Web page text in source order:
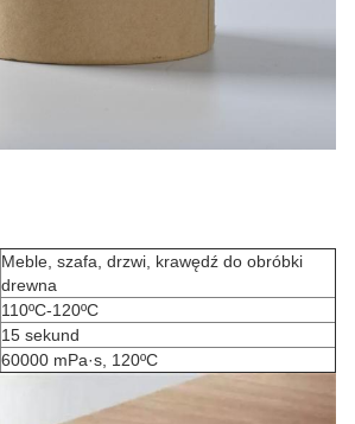
Meble, szafa, drzwi, krawędź do obróbki
drewna
110ºC-120ºC
15 sekund
60000 mPa·s, 120ºC